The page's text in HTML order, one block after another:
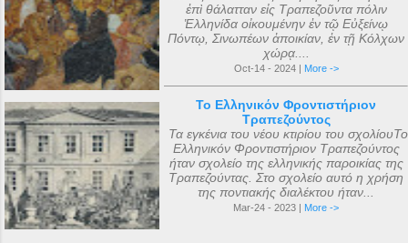
ἐπὶ θάλατταν εἰς Τραπεζοῦντα πόλιν
Ἑλληνίδα οἰκουμένην ἐν τῷ Εὐξείνῳ
Πόντῳ, Σινωπέων ἀποικίαν, ἐν τῇ Κόλχων
χώρᾳ....
Oct-14 - 2024 | More ->
Το Ελληνικόν Φροντιστήριον
Τραπεζούντος
Τα εγκένια του νέου κτιρίου του σχολίουΤο
Ελληνικόν Φροντιστήριον Τραπεζούντος
ήταν σχολείο της ελληνικής παροικίας της
Τραπεζούντας. Στο σχολείο αυτό η χρήση
της ποντιακής διαλέκτου ήταν...
Mar-24 - 2023 | More ->